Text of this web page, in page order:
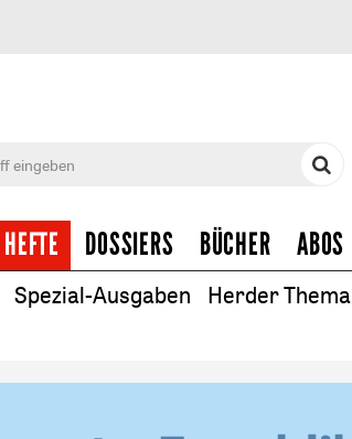
HEFTE DOSSIERS BÜCHER ABOS
Spezial-Ausgaben Herder Thema